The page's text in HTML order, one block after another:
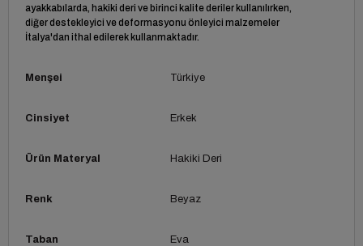
ayakkabılarda, hakiki deri ve birinci kalite deriler kullanılırken,
diğer destekleyici ve deformasyonu önleyici malzemeler
İtalya'dan ithal edilerek kullanmaktadır.
Menşei Türkiye
Cinsiyet Erkek
Ürün Materyal Hakiki Deri
Renk Beyaz
Taban Eva